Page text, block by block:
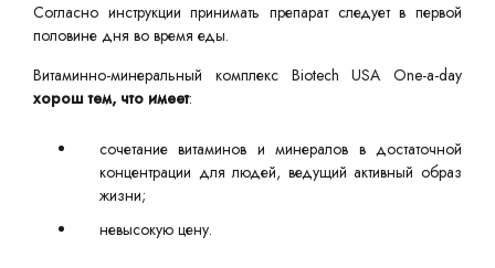
Согласно инструкции принимать препарат следует в первой
половине дня во время еды.
Витаминно-минеральный комплекс Biotech USA One-a-day
хорош тем, что имеет:
сочетание витаминов и минералов в достаточной
концентрации для людей, ведущий активный образ
жизни;
невысокую цену.